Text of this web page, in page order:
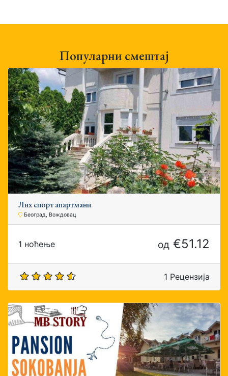
Популарни смештај
Лиx спорт апартмани
Београд, Вождовац
1 ноћење од €51.12
1 Рецензија